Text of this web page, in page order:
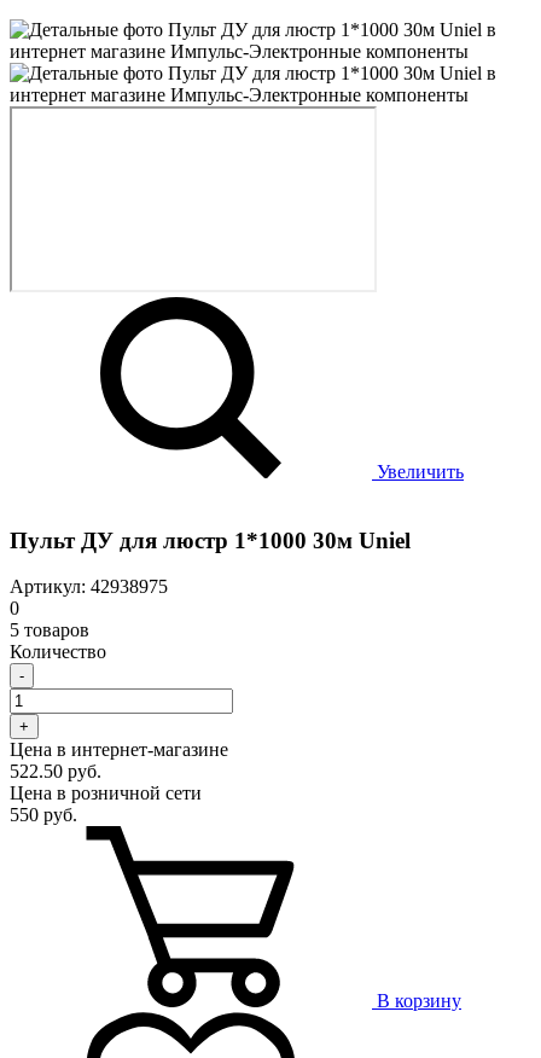
Увеличить
Пульт ДУ для люстр 1*1000 30м Uniel
Артикул: 42938975
0
5 товаров
Количество
-
+
Цена в интернет-магазине
522.50 руб.
Цена в розничной сети
550 руб.
В корзину